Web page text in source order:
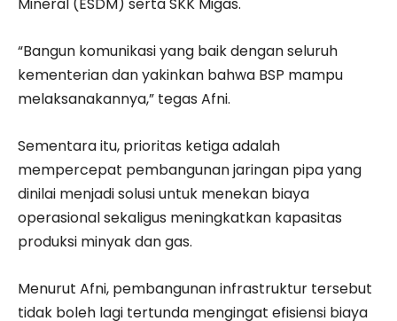
“Bangun komunikasi yang baik dengan seluruh
kementerian dan yakinkan bahwa BSP mampu
melaksanakannya,” tegas Afni.
Sementara itu, prioritas ketiga adalah
mempercepat pembangunan jaringan pipa yang
dinilai menjadi solusi untuk menekan biaya
operasional sekaligus meningkatkan kapasitas
produksi minyak dan gas.
Menurut Afni, pembangunan infrastruktur tersebut
tidak boleh lagi tertunda mengingat efisiensi biaya